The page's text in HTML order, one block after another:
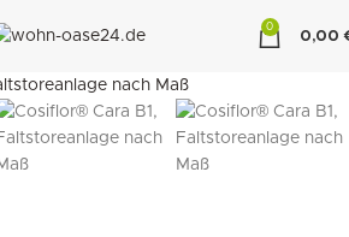
0
0,00